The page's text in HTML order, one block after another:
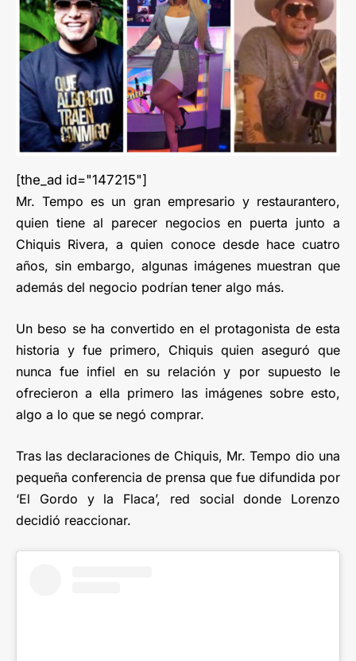
[the_ad id="147215"]
Mr. Tempo es un gran empresario y restaurantero,
quien tiene al parecer negocios en puerta junto a
Chiquis Rivera, a quien conoce desde hace cuatro
años, sin embargo, algunas imágenes muestran que
además del negocio podrían tener algo más.
Un beso se ha convertido en el protagonista de esta
historia y fue primero, Chiquis quien aseguró que
nunca fue infiel en su relación y por supuesto le
ofrecieron a ella primero las imágenes sobre esto,
algo a lo que se negó comprar.
Tras las declaraciones de Chiquis, Mr. Tempo dio una
pequeña conferencia de prensa que fue difundida por
‘El Gordo y la Flaca’, red social donde Lorenzo
decidió reaccionar.